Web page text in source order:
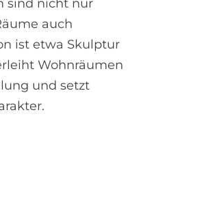
sind nicht nur
auch
ist etwa Skulptur
Wohnräumen
und setzt